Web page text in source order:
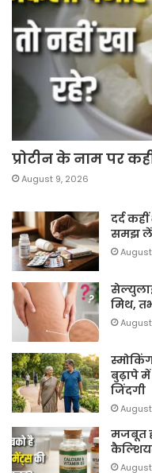
प्रोटीन के नाम पर
August 9, 2026
दर्द
समझ लें
मिथ,
बुढ़ापे में
जिंदगी
मजबूत